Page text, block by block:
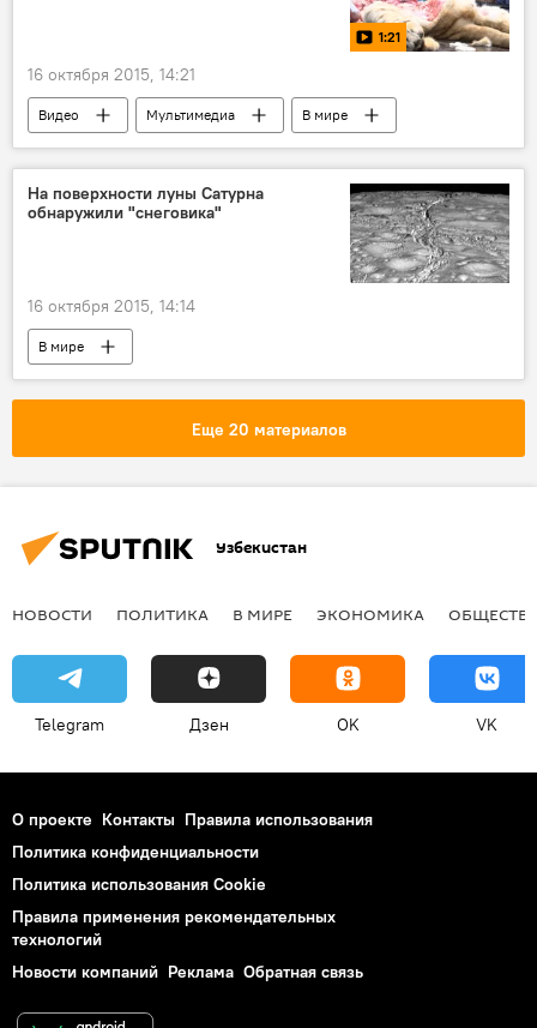
1:21
16 октября 2015, 14:21
Видео Мультимедиа В мире
На поверхности луны Сатурна
обнаружили "снеговика"
16 октября 2015, 14:14
В мире
Еще 20 материалов
Узбекистан
НОВОСТИ ПОЛИТИКА В МИРЕ ЭКОНОМИКА
Telegram Дзен OK VK
О проекте Контакты Правила использования
Политика конфиденциальности
Политика использования Cookie
Правила применения рекомендательных
технологий
Новости компаний Реклама Обратная связь